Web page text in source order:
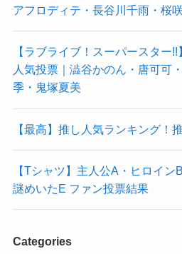
アフロディテ・長谷川千雨・桜
【ラブライブ！スーパースター
人気投票｜澁谷かのん・唐可可
季・鬼塚夏美
【最高】推し人気ランキング！
【Tシャツ】主人公A・ヒロイン
謎めいたE ファン投票結果
Categories